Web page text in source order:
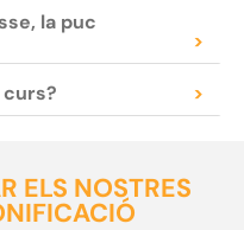
la puc
>
>
ELS NOSTRES